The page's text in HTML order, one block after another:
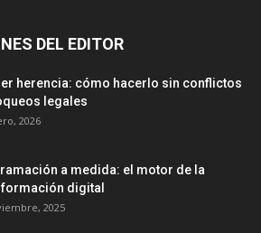
DEL EDITOR
herencia: cómo hacerlo sin conflictos
legales
2026
a medida: el motor de la
digital
2025